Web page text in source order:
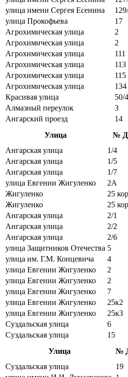
улица имени Сергея Есенина
улица Прокофьева
17
Агрохимическая улица
2
Агрохимическая улица
2
Агрохимическая улица
111
Агрохимическая улица
113
Агрохимическая улица
115
Агрохимическая улица
134
Красивая улица
50/
Алмазный переулок
3
Ангарский проезд
14
Улица
№
Ангарская улица
1/4
Ангарская улица
1/5
Ангарская улица
1/7
улица Евгении Жигуленко
2А
Жигуленко
25
Жигуленко
25
Ангарская улица
2/1
Ангарская улица
2/2
Ангарская улица
2/6
улица Защитников Отечества 5
улица им. Г.М. Концевича
4
улица Евгении Жигуленко
2
улица Евгении Жигуленко
2
улица Евгении Жигуленко
7
улица Евгении Жигуленко
25к2
улица Евгении Жигуленко
25к3
Суздальская улица
6
Суздальская улица
15
Улица
№
Суздальская улица
19